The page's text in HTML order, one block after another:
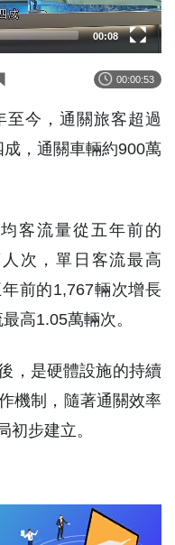
00:08
00:00:53
今，通關旅客超過
，通關車輛約900萬
客流量從五年前的
次，單日客流最高
前的1,767輛次增長
高1.05萬輛次。
，是硬體設施的持續
機制，隨著通關效率
初步建立。